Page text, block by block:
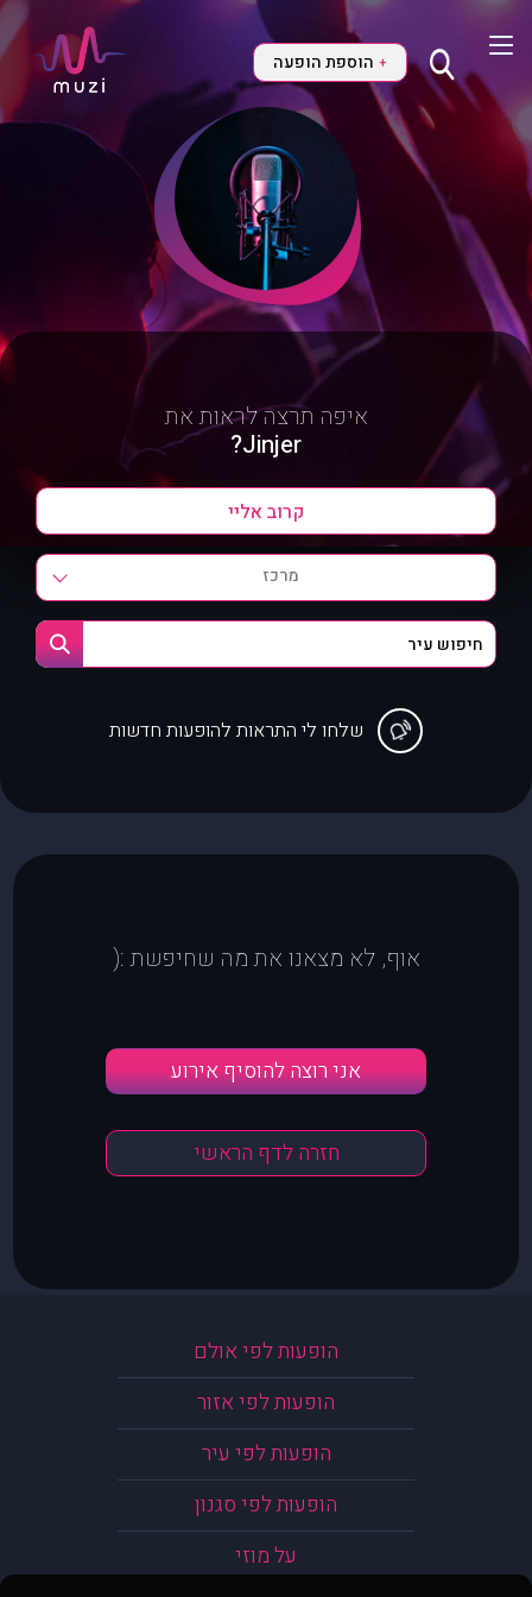
+ הוספת הופעה
איפה תרצה לראות את
Jinjer?
מרכז
שלחו לי התראות להופעות חדשות
אוף, לא מצאנו את מה שחיפשת :(
אני רוצה להוסיף אירוע
חזרה לדף הראשי
הופעות לפי אולם
הופעות לפי אזור
הופעות לפי עיר
הופעות לפי סגנון
על מוזי